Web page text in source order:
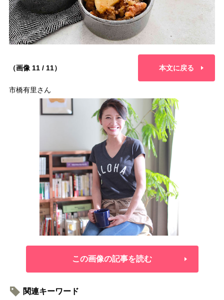
（画像 11 / 11） 本文に戻る
市橋有里さん
この画像の記事を読む
関連キーワード